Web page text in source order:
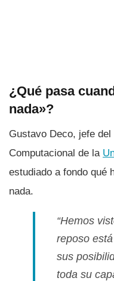
¿Qué pasa
nada»?
Gustavo Deco, jefe
Computacional de la
estudiado a fondo qué
nada.
“Hemos
reposo
sus
toda su